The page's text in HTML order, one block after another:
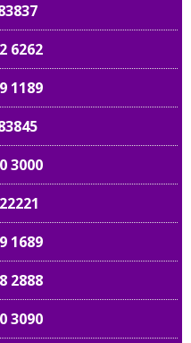
6262
1189
3000
1689
2888
3090